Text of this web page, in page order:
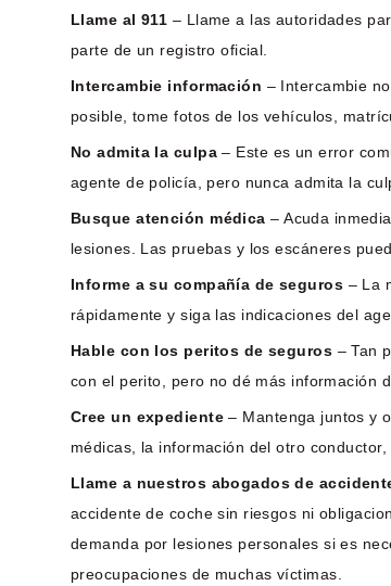
Llame al 911 – Llame a las autoridades
parte de un registro oficial.
Intercambie información – Intercambie
posible, tome fotos de los vehículos,
No admita la culpa– Este es un error
agente de policía, pero nunca admita la
Busque atención médica – Acuda
lesiones. Las pruebas y los escáneres
Informe a su compañía de seguros – La
rápidamente y siga las indicaciones del
Hable con los peritos de seguros – Tan
con el perito, pero no dé más información
Cree un expediente– Mantenga juntos y
médicas, la información del otro
Llame a nuestros abogados de
accidente de coche sin riesgos ni
demanda por lesiones personales si es
preocupaciones de muchas víctimas.